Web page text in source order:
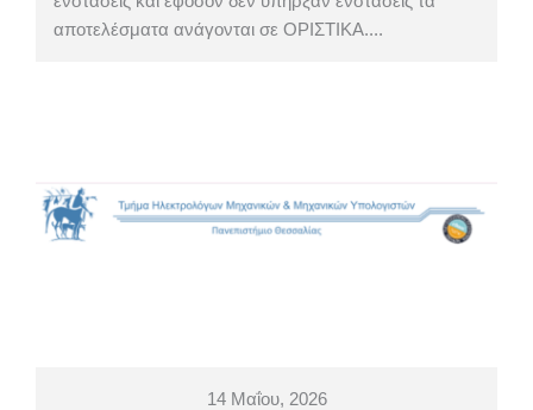
αποτελέσματα ανάγονται σε ΟΡΙΣΤΙΚΑ....
14 Μαΐου, 2026